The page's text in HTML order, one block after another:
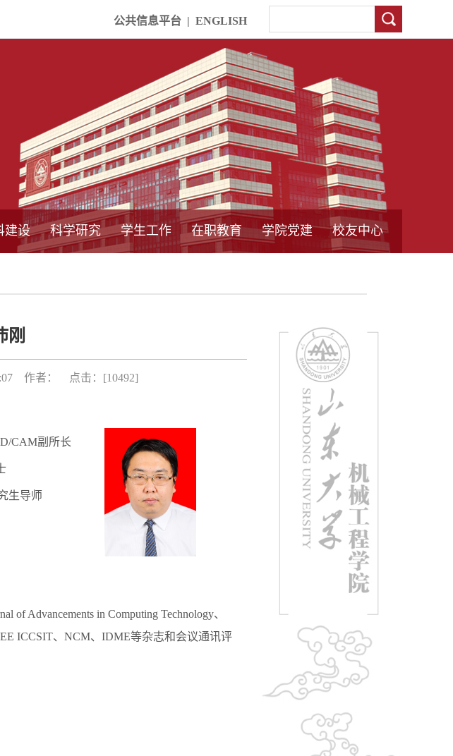
公共信息平台 | ENGLISH
建设 科学研究 学生工作 在职教育 学院党建 校友中心
刚
作者： 点击：[10492]
CAM副所长
生导师
of Advancements in Computing Technology、
ICCSIT、NCM、IDME等杂志和会议通讯评